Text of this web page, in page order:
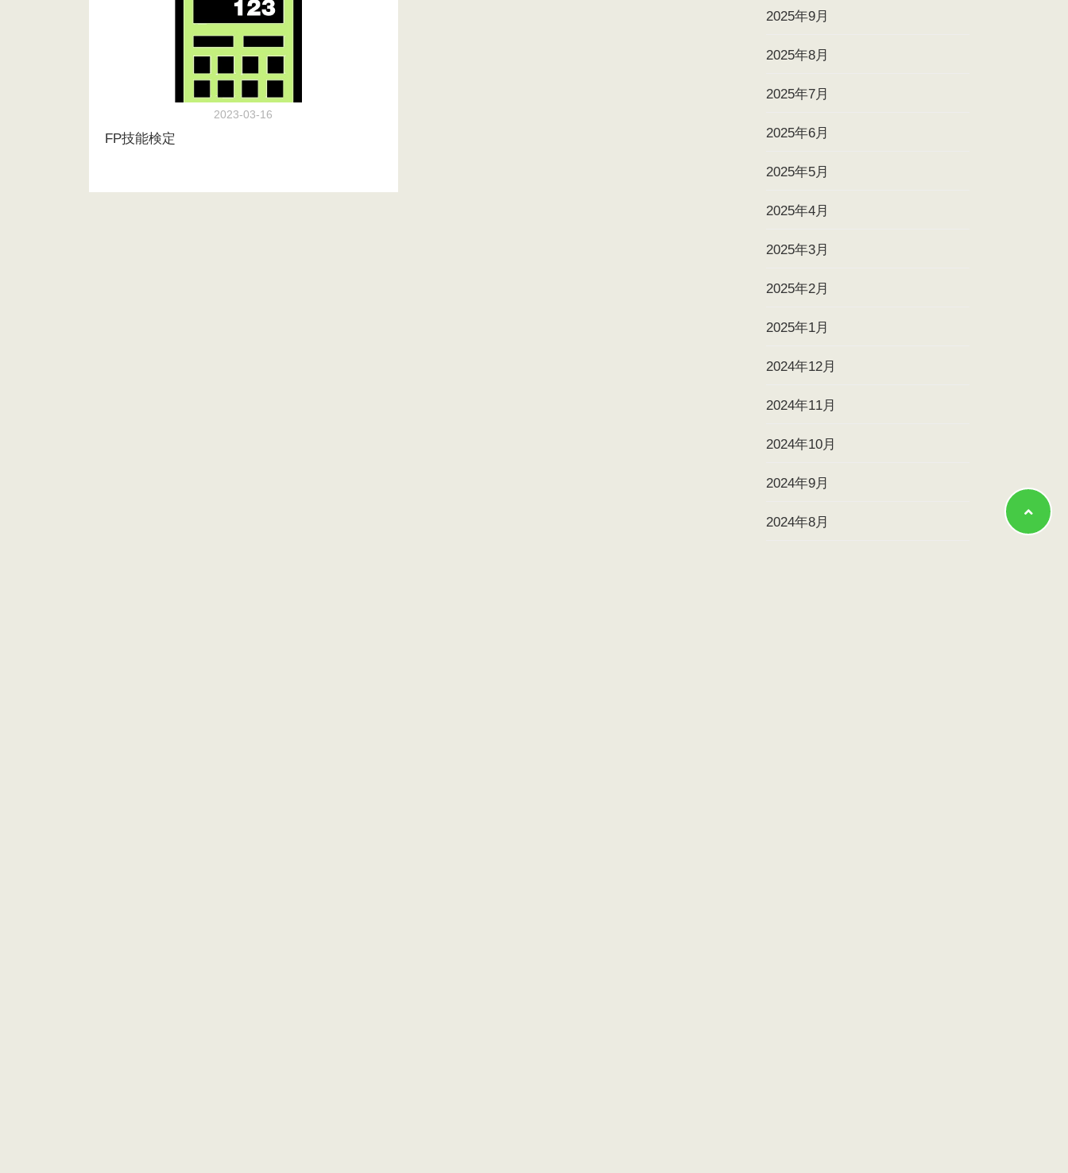
2023-03-16
FP技能検定
2025年9月
2025年8月
2025年7月
2025年6月
2025年5月
2025年4月
2025年3月
2025年2月
2025年1月
2024年12月
2024年11月
2024年10月
2024年9月
2024年8月